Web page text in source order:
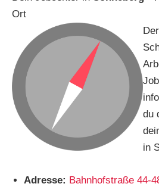
Ort
du
in
Adresse: Bahnhofstraße 44-